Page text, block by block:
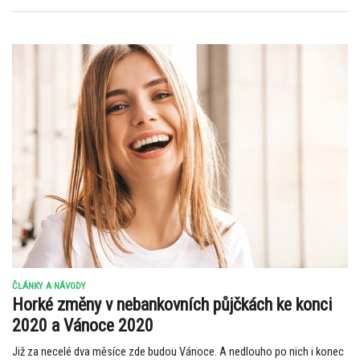
ČLÁNKY A NÁVODY
Horké změny v nebankovních půjčkách ke konci
2020 a Vánoce 2020
Již za necelé dva měsíce zde budou Vánoce. A nedlouho po nich i konec